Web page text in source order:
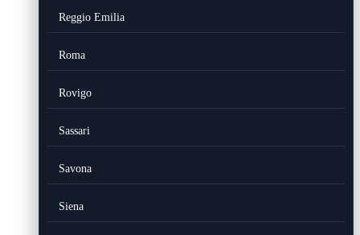
Reggio Emilia
Roma
Rovigo
Sassari
Savona
Siena